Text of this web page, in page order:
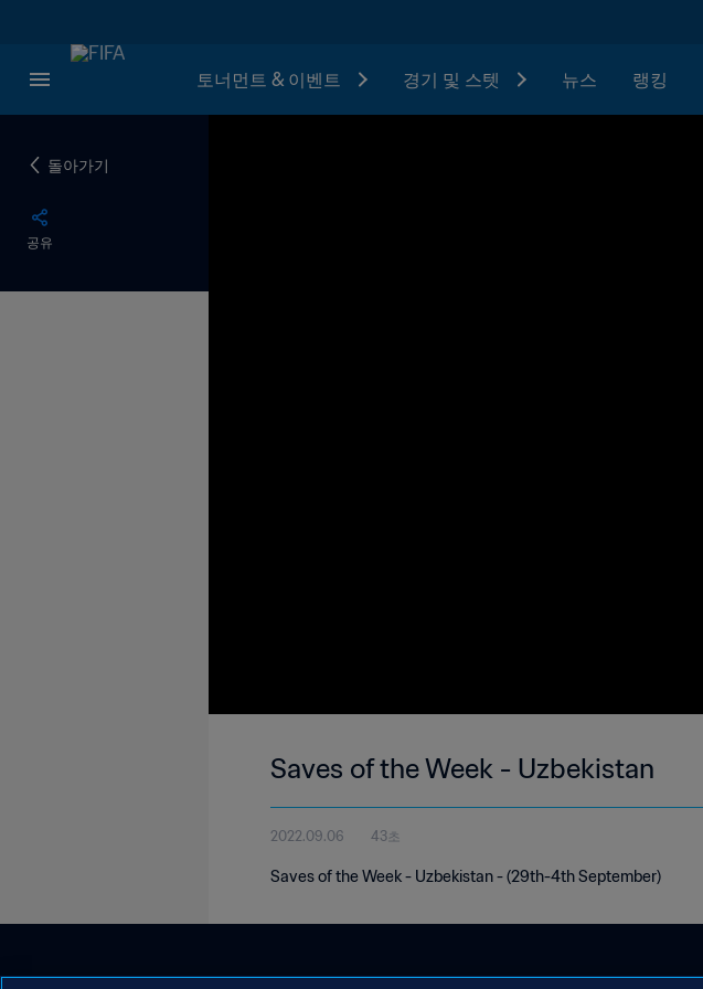
토너먼트 & 이벤트 경기 및 스텟 뉴스 랭킹
돌아가기
공유
Saves of the Week - Uzbekistan
2022.09.06 43초
Saves of the Week - Uzbekistan - (29th-4th September)